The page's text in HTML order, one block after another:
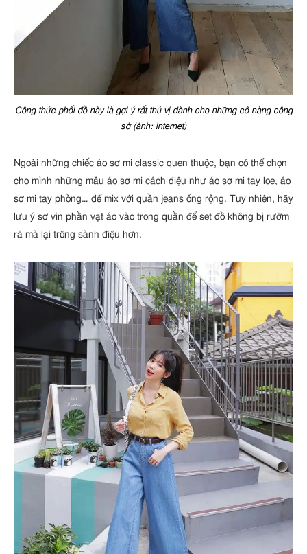
Công thức phối đồ này là gợi ý rất thú vị dành cho những cô nàng công
sở (ảnh: internet)
Ngoài những chiếc áo sơ mi classic quen thuộc, bạn có thể chọn
cho mình những mẫu áo sơ mi cách điệu như áo sơ mi tay loe, áo
sơ mi tay phồng… để mix với quần jeans ống rộng. Tuy nhiên, hãy
lưu ý sơ vin phần vạt áo vào trong quần để set đồ không bị rườm
rà mà lại trông sành điệu hơn.